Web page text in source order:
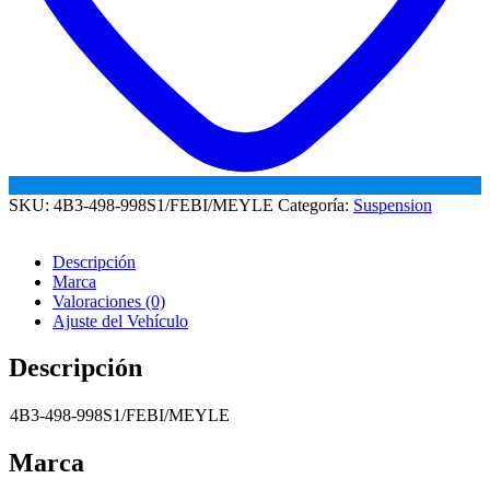
SKU: 4B3-498-998S1/FEBI/MEYLE Categoría: Suspension
Descripción
Marca
Valoraciones (0)
Ajuste del Vehículo
Descripción
4B3-498-998S1/FEBI/MEYLE
Marca